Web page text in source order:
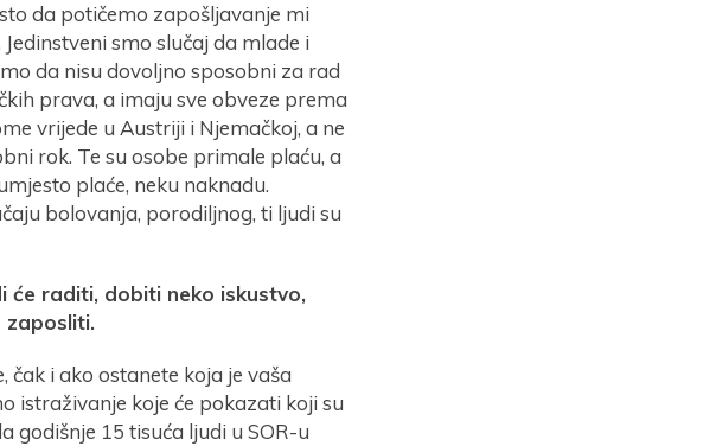
da potičemo zapošljavanje mi
smo slučaj da mlade i
da nisu dovoljno sposobni za rad
prava, a imaju sve obveze prema
vrijede u Austriji i Njemačkoj, a ne
rok. Te su osobe primale plaću, a
plaće, neku naknadu.
bolovanja, porodiljnog, ti ljudi su
će raditi, dobiti neko iskustvo,
zaposliti.
čak i ako ostanete koja je vaša
istraživanje koje će pokazati koji su
godišnje 15 tisuća ljudi u SOR-u